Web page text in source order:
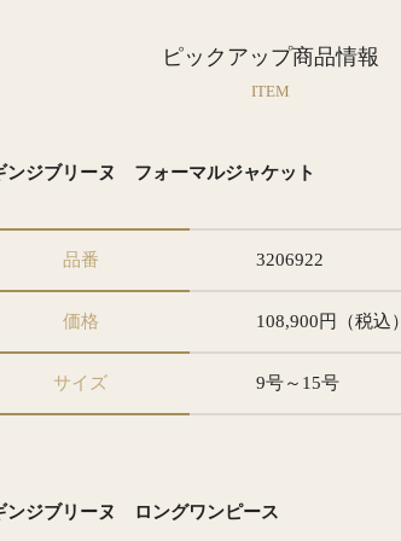
ピックアップ商品情報
ITEM
ンジブリーヌ フォーマルジャケット
品番 3206922
価格 108,900円（税込）
サイズ 9号～15号
ンジブリーヌ ロングワンピース